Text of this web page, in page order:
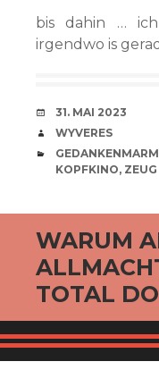
bis dahin …
irgendwo is
VERABREDUNG
31. MAI 2023
VERFASSER
WYVERES
CATEGORIES
KOPFKINO, ZEUG
WARUM
TOTAL